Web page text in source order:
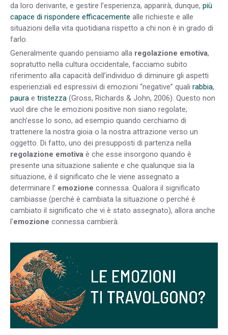
da loro derivante, e gestire l’esperienza, apparirà, dunque, più
capace di rispondere efficacemente alle richieste e alle
situazioni della vita quotidiana rispetto a chi non è in grado di
farlo.
Generalmente quando pensiamo alla regolazione emotiva,
sopratutto nella cultura occidentale, facciamo subito
riferimento alla capacità dell’individuo di diminuire gli aspetti
esperienziali ed espressivi di emozioni “negative” quali rabbia,
paura e tristezza (Gross, Richards & John, 2006). Questo non
vuol dire che le emozioni positive non siano regolate;
anch’esse lo sono, ad esempio quando cerchiamo di
trattenere la nostra gioia o la nostra attrazione verso un
oggetto. Di fatto, uno dei presupposti di partenza nella
regolazione emotiva è che esse insorgono quando è
presente una situazione saliente e che qualunque sia la
situazione, è il significato che le viene assegnato a
determinare l’ emozione connessa. Qualora il significato
cambiasse (perché è cambiata la situazione o perché è
cambiato il significato che vi è stato assegnato), allora anche
l’emozione connessa cambierà.